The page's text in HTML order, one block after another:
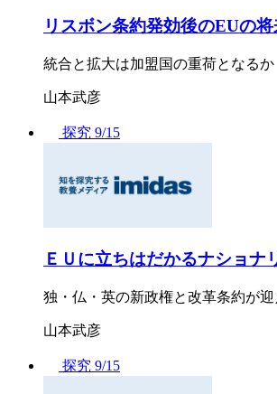
リスボン条約発効後のEUの
統合と拡大は加盟国の重荷となるか
山本武彦
探究 9/15
ＥＵに立ちはだかるナショナ
独・仏・英の新政権と改革条約が
山本武彦
探究 9/15